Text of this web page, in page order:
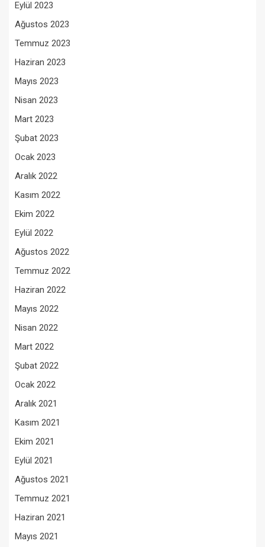
Eylül 2023
Ağustos 2023
Temmuz 2023
Haziran 2023
Mayıs 2023
Nisan 2023
Mart 2023
Şubat 2023
Ocak 2023
Aralık 2022
Kasım 2022
Ekim 2022
Eylül 2022
Ağustos 2022
Temmuz 2022
Haziran 2022
Mayıs 2022
Nisan 2022
Mart 2022
Şubat 2022
Ocak 2022
Aralık 2021
Kasım 2021
Ekim 2021
Eylül 2021
Ağustos 2021
Temmuz 2021
Haziran 2021
Mayıs 2021